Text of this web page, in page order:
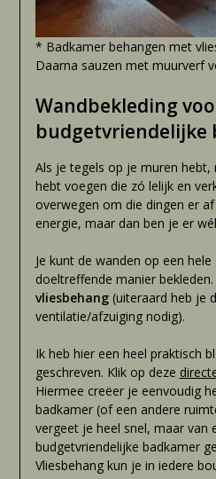
* Badkamer behangen met
Daarna sauzen met muurverf
Wandbekleding
budgetvriendelijke
Als je tegels op je muren
hebt voegen die zó lelijk en
overwegen om die dingen er
energie, maar dan ben je er
Je kunt de wanden op een
doeltreffende manier
vliesbehang(uiteraard heb je
ventilatie/afzuiging nodig).
Ik heb hier een heel praktisch
geschreven. Klik op deze
Hiermee creëer je eenvoudig
badkamer (of een andere
vergeet je heel snel, maar van
budgetvriendelijke badkamer
Vliesbehang kun je in iedere